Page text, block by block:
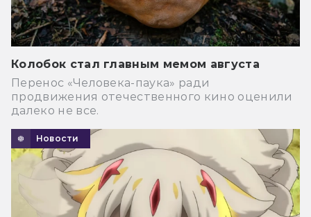
Колобок стал главным мемом августа
Перенос «Человека-паука» ради
продвижения отечественного кино оценили
далеко не все.
Новости